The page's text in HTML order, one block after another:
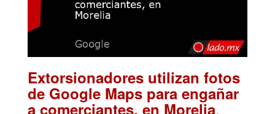
Extorsionadores utilizan fotos
de Google Maps para engañar
a comerciantes, en Morelia.